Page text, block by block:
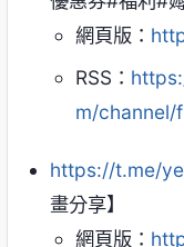
網頁版：
RSS：
m/channel/
https://t.me/
畫分享】
網頁版：